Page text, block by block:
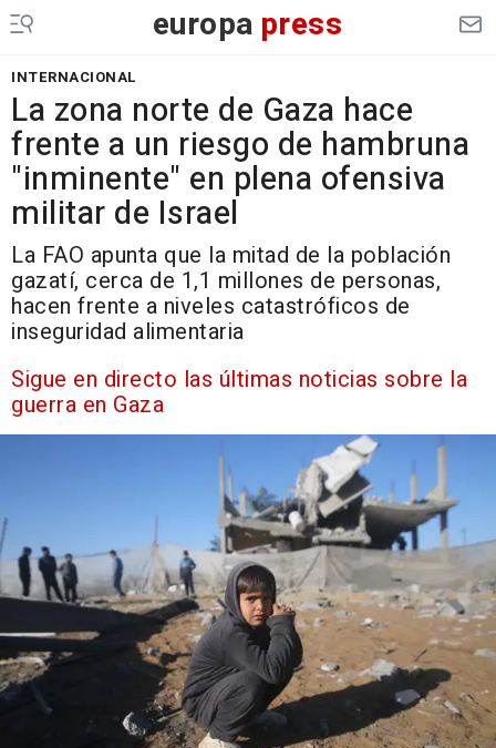
europa press
INTERNACIONAL
La zona norte de Gaza hace
frente a un riesgo de hambruna
"inminente" en plena ofensiva
militar de Israel
La FAO apunta que la mitad de la población
gazatí, cerca de 1,1 millones de personas,
hacen frente a niveles catastróficos de
inseguridad alimentaria
Sigue en directo las últimas noticias sobre la
guerra en Gaza